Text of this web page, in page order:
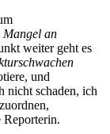
Mangel an
weiter geht es
und
nicht schaden, ich
Reporterin.